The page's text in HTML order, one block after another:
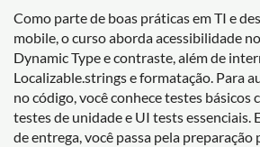
Como parte de boas práticas em TI e
mobile, o curso aborda acessibilidade
Dynamic Type e contraste, além de
Localizable.strings e formatação. Para
no código, você conhece testes básicos
testes de unidade e UI tests essenciais.
de entrega, você passa pela preparação